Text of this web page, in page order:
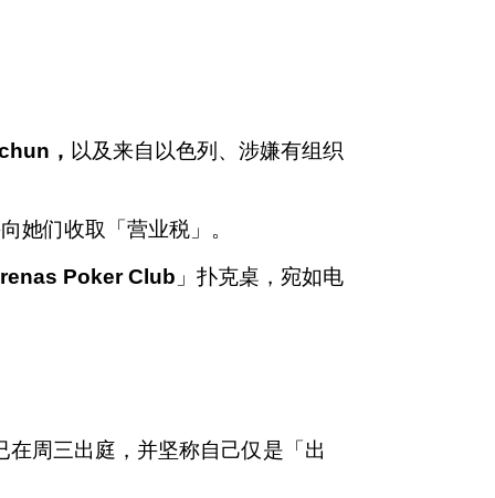
， 以及来自以色列、涉嫌有组织
她们收取「营业税」。
Poker Club 」扑克桌，宛如电
周三出庭，并坚称自己仅是「出